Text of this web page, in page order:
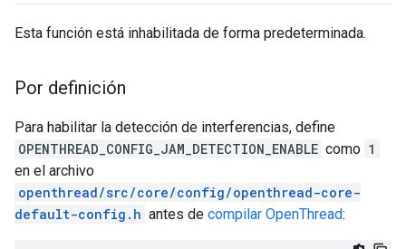
Esta función está inhabilitada de forma predeterminada.
Por definición
Para habilitar la detección de interferencias, define
OPENTHREAD_CONFIG_JAM_DETECTION_ENABLE como 1
en el archivo
openthread/src/core/config/openthread-core-
default-config.h antes de compilar OpenThread: